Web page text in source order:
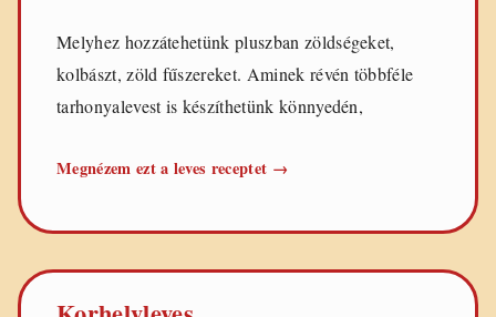
Melyhez hozzátehetünk pluszban zöldségeket,
kolbászt, zöld fűszereket. Aminek révén többféle
tarhonyalevest is készíthetünk könnyedén,
Megnézem ezt a leves receptet Egyszerű
→